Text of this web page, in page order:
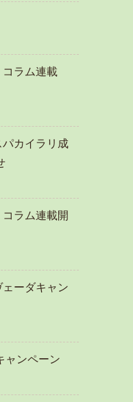
ラム連載
カイラリ成
ラム連載開
ーダキャン
ャンペーン